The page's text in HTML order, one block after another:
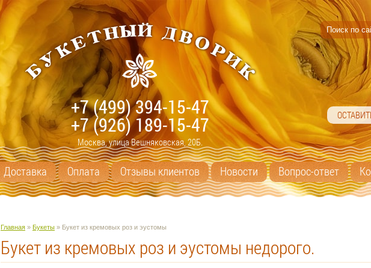
+7 (499) 394-15-47
+7 (926) 189-15-47
Москва, улица Вешняковская, 20Б.
Доставка Оплата Отзывы клиентов Новости Вопрос-ответ
Главная » Букеты » Букет из кремовых роз и эустомы
Букет из кремовых роз и эустомы недорого.